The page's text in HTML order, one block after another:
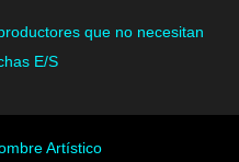
que no necesitan
E/S
Artístico